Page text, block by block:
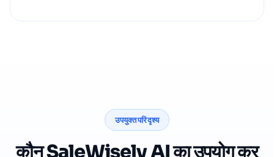
उपयुक्त परिदृश्य